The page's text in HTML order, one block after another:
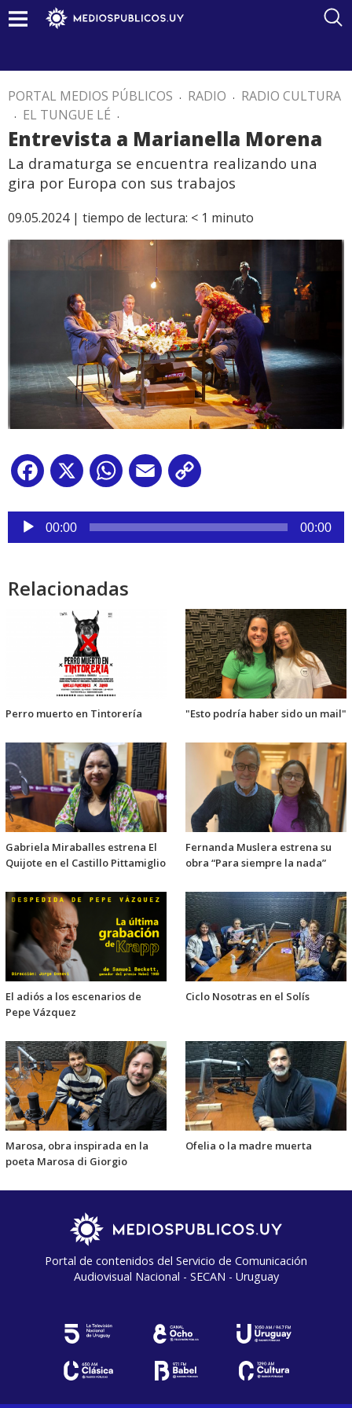
PORTAL MEDIOS PÚBLICOS . RADIO . RADIO CULTURA
. EL TUNGUE LÉ .
Entrevista a Marianella Morena
La dramaturga se encuentra realizando una
gira por Europa con sus trabajos
09.05.2024 | tiempo de lectura: < 1 minuto
Facebook
X WhatsApp
Email
Reproductor
audio
00:00 00:00
Relacionadas
Perro muerto en Tintorería "Esto podría haber sido un mail"
Gabriela Miraballes estrena El
Quijote en el Castillo Pittamiglio
Fernanda Muslera estrena su
obra “Para siempre la nada”
El adiós a los escenarios de
Pepe Vázquez
Ciclo Nosotras en el Solís
Marosa, obra inspirada en la
poeta Marosa di Giorgio
Ofelia o la madre muerta
Portal de contenidos del Servicio de Comunicación
Audiovisual Nacional - SECAN - Uruguay